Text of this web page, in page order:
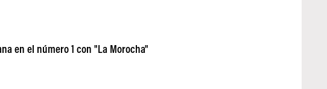
en el número 1 con "La Morocha"